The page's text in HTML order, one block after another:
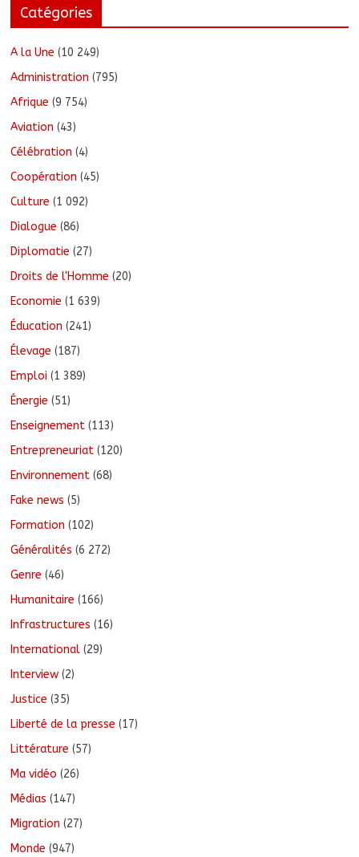
Catégories
A la Une (10 249)
Administration (795)
Afrique (9 754)
Aviation (43)
Célébration (4)
Coopération (45)
Culture (1 092)
Dialogue (86)
Diplomatie (27)
Droits de l'Homme (20)
Economie (1 639)
Éducation (241)
Élevage (187)
Emploi (1 389)
Énergie (51)
Enseignement (113)
Entrepreneuriat (120)
Environnement (68)
Fake news (5)
Formation (102)
Généralités (6 272)
Genre (46)
Humanitaire (166)
Infrastructures (16)
International (29)
Interview (2)
Justice (35)
Liberté de la presse (17)
Littérature (57)
Ma vidéo (26)
Médias (147)
Migration (27)
Monde (947)